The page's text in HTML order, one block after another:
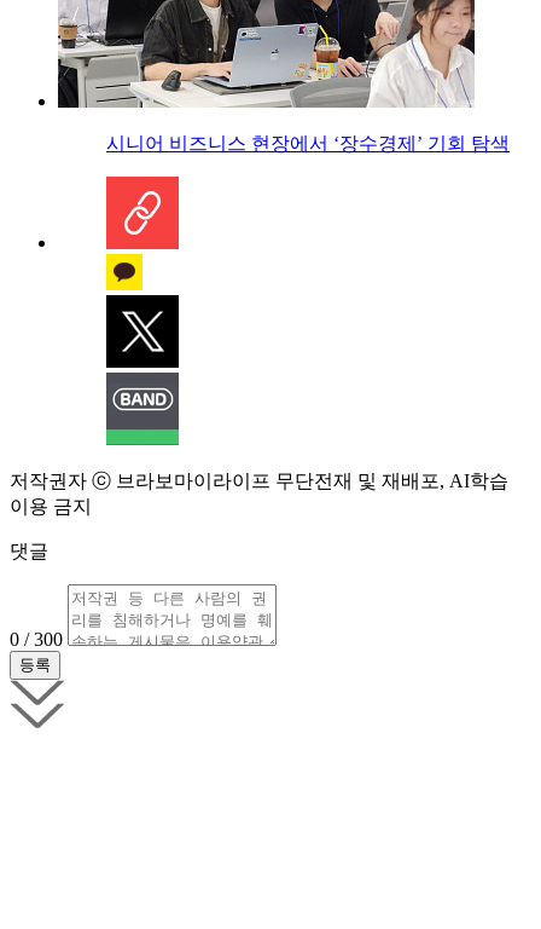
시니어 비즈니스 현장에서 ‘장수경제’ 기회 탐색
저작권자 ⓒ 브라보마이라이프 무단전재 및 재배포, AI학습
이용 금지
댓글
0 / 300